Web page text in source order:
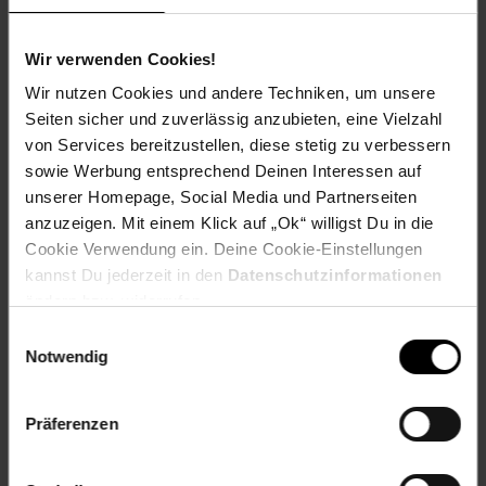
Wir verwenden Cookies!
Wir nutzen Cookies und andere Techniken, um unsere
Seiten sicher und zuverlässig anzubieten, eine Vielzahl
von Services bereitzustellen, diese stetig zu verbessern
sowie Werbung entsprechend Deinen Interessen auf
unserer Homepage, Social Media und Partnerseiten
anzuzeigen. Mit einem Klick auf „Ok“ willigst Du in die
Cookie Verwendung ein. Deine Cookie-Einstellungen
kannst Du jederzeit in den Datenschutzinformationen
Notwendig
Präferenzen
Material
Korpus: Spanplatte, 16 mm, Melaminharzbeschichtung
Griff: Kunststoff
Details
- Aussparung für Kabel
________________________________________________
Artikelnummer: 2640144000